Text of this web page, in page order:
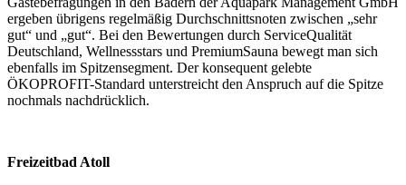
ergeben übrigens regelmäßig Durchschnittsnoten zwischen „sehr
gut“ und „gut“. Bei den Bewertungen durch ServiceQualität
Deutschland, Wellnessstars und PremiumSauna bewegt man sich
ebenfalls im Spitzensegment. Der konsequent gelebte
ÖKOPROFIT-Standard unterstreicht den Anspruch auf die Spitze
nochmals nachdrücklich.
Freizeitbad Atoll